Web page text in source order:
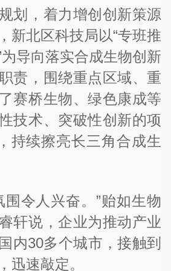
划，着力增创创新策源
新北区科技局以“专班推
导向落实合成生物创新
责，围绕重点区域、重
赛桥生物、绿色康成等
技术、突破性创新的项
持续擦亮长三角合成生
围令人兴奋。”贻如生物
轩说，企业为推动产业
内30多个城市，接触到
迅速敲定。